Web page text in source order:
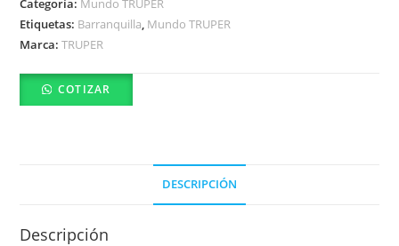
Categoría: Mundo TRUPER
Etiquetas: Barranquilla, Mundo TRUPER
Marca:TRUPER
COTIZAR
DESCRIPCIÓN
Descripción